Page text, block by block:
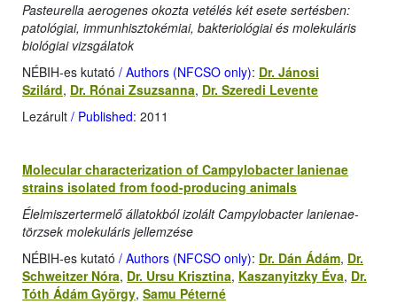
Pasteurella aerogenes okozta vetélés két esete sertésben:
patológiai, immunhisztokémiai, bakteriológiai és molekuláris
biológiai vizsgálatok
NÉBIH-es kutató / Authors (NFCSO only): Dr. Jánosi
Szilárd, Dr. Rónai Zsuzsanna, Dr. Szeredi Levente
Lezárult / Published: 2011
Molecular characterization of Campylobacter lanienae
strains isolated from food-producing animals
Élelmiszertermelő állatokból izolált Campylobacter lanienae-
törzsek molekuláris jellemzése
NÉBIH-es kutató / Authors (NFCSO only): Dr. Dán Ádám, Dr.
Schweitzer Nóra, Dr. Ursu Krisztina, Kaszanyitzky Éva, Dr.
Tóth Ádám György, Samu Péterné